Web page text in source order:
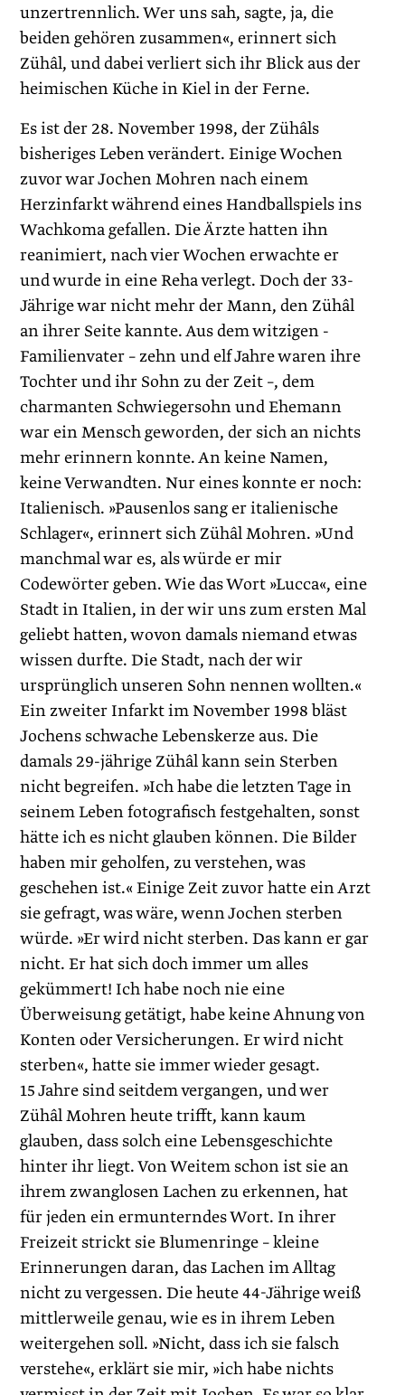
unzertrennlich. Wer uns sah, sagte, ja, die
beiden gehören zusammen«, erinnert sich
Zühâl, und dabei verliert sich ihr Blick aus der
heimischen Küche in Kiel in der Ferne.
Es ist der 28. November 1998, der Zühâls
bisheriges Leben verändert. Einige Wochen
zuvor war Jochen Mohren nach einem
Herzinfarkt während eines Handballspiels ins
Wachkoma gefallen. Die Ärzte hatten ihn
reanimiert, nach vier Wochen erwachte er
und wurde in eine Reha verlegt. Doch der 33-
Jährige war nicht mehr der Mann, den Zühâl
an ihrer Seite kannte. Aus dem witzigen ­
Familienvater – zehn und elf Jahre waren ihre
Tochter und ihr Sohn zu der Zeit –, dem
charmanten Schwiegersohn und Ehemann
war ein Mensch geworden, der sich an nichts
mehr erinnern konnte. An keine ­Namen,
keine Verwandten. Nur eines konnte er noch:
Italienisch. »Pausenlos sang er italienische
Schlager«, erinnert sich Zühâl ­Mohren. »Und
manchmal war es, als würde er mir
Codewörter ­geben. Wie das Wort »Lucca«, eine
Stadt in Italien, in der wir uns zum ersten Mal
geliebt hatten, wovon damals niemand etwas
wissen durfte. Die Stadt, nach der wir
ursprünglich unseren Sohn nennen ­wollten.«
Ein zweiter Infarkt im November 1998 bläst
Jochens schwache Lebenskerze aus. Die
damals 29-jährige Zühâl kann sein Sterben
nicht begreifen. »Ich habe die letzten Tage in
seinem Leben fotografisch festgehalten, sonst
hätte ich es nicht glauben können. Die Bilder
haben mir geholfen, zu verstehen, was
geschehen ist.« Einige Zeit zuvor hatte ein Arzt
sie gefragt, was wäre, wenn Jochen sterben
würde. »Er wird nicht sterben. Das kann er gar
nicht. Er hat sich doch immer um alles
gekümmert! Ich habe noch nie eine
Überweisung getätigt, habe keine Ahnung von
Konten oder Versicherungen. Er wird nicht
sterben«, hatte sie immer wieder gesagt.
15 Jahre sind seitdem vergangen, und wer
Zühâl Mohren heute trifft, kann kaum
glauben, dass solch eine Lebensgeschichte
hinter ihr liegt. Von Weitem schon ist sie an
ihrem zwanglosen Lachen zu erkennen, hat
für jeden ein ermunterndes Wort. In ihrer
Freizeit strickt sie Blumenringe – kleine
Erinnerungen daran, das Lachen im Alltag
nicht zu vergessen. Die heute 44-Jährige weiß
mittlerweile genau, wie es in ihrem Leben
weitergehen soll. »Nicht, dass ich sie falsch
verstehe«, erklärt sie mir, »ich habe nichts